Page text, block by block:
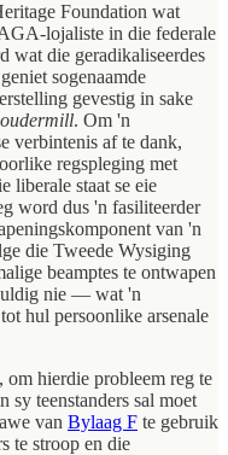
Foundation wat
lojaliste in die federale
wat die geradikaliseerdes
sogenaamde
gevestig in sake
. Om 'n
verbintenis af te dank,
regspleging met
liberale staat se eie
word dus 'n fasiliteerder
van 'n
die Tweede Wysiging
beamptes te ontwapen
nie — wat 'n
hul persoonlike arsenale
hierdie probleem reg te
sy teenstanders sal moet
van Bylaag F te gebruik
te stroop en die